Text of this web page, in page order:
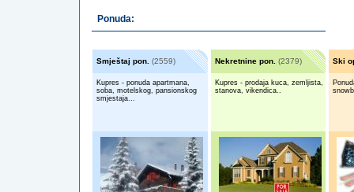
Ponuda:
Smještaj pon. (2559)
Kupres - ponuda apartmana,
soba, motelskog, pansionskog
smjestaja...
Nekretnine pon. (2379)
Kupres - prodaja kuca, zemljista,
stanova, vikendica..
Ski